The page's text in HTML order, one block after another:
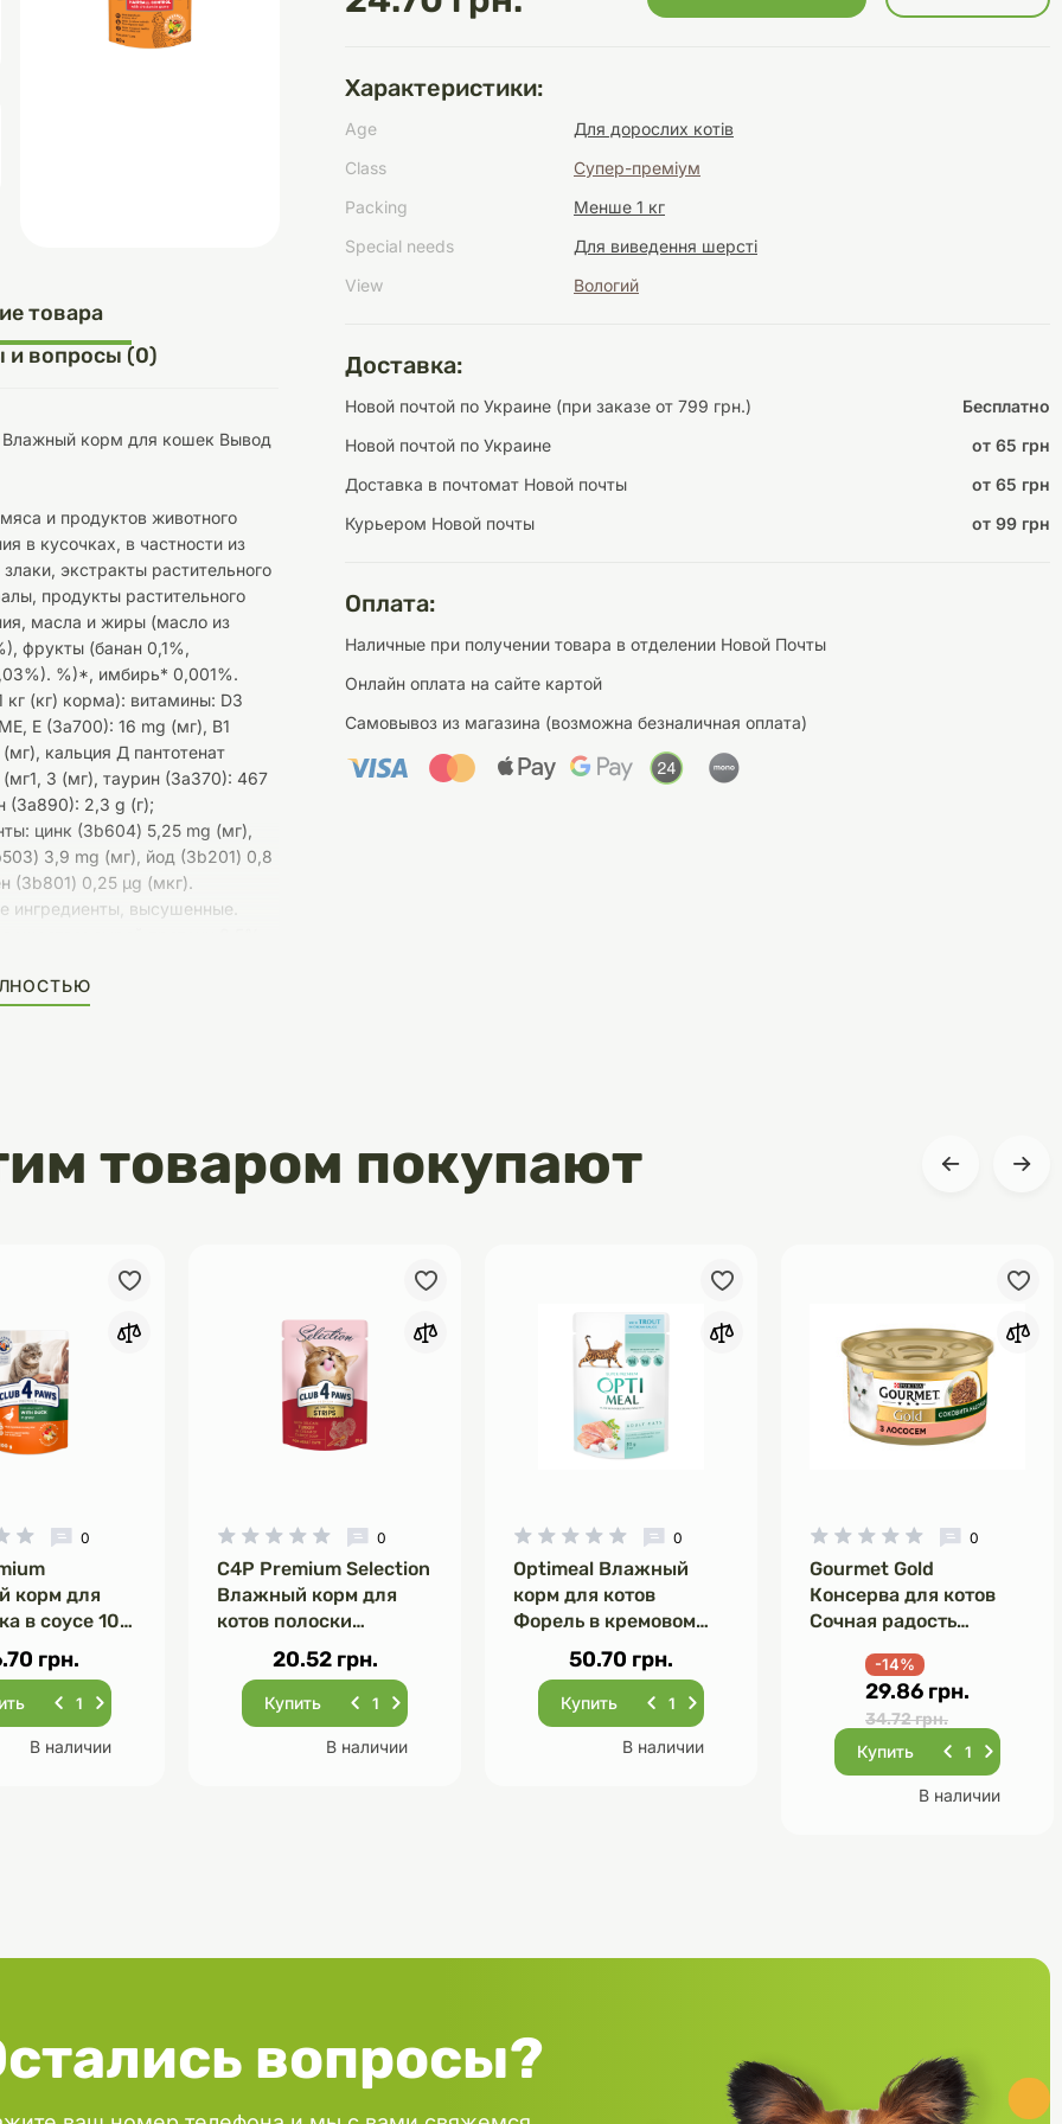
Домашній затишок
Інструменти для
та аскесуари
Засоби для догляду Домашній затишок
та переноски Наповнювачі
Аксесуари
Характеристики:
Age
Для дорослих котів
Class
Супер-преміум
Packing
Менше 1 кг
Special needs
Для виведення шерсті
View
Вологий
Доставка:
Новой почтой по Украине (при заказе от 799 грн.)
Бесплатно
Новой почтой по Украине
от 65 грн
Доставка в почтомат Новой почты
от 65 грн
Курьером Новой почты
от 99 грн
Оплата:
Наличные при получении товара в отделении Новой Почты
Онлайн оплата на сайте картой
Самовывоз из магазина (возможна безналичная оплата)
товара
и вопросы (0)
Влажный корм для кошек Вывод
и продуктов животного
в кусочках, в частности из
экстракты растительного
продукты растительного
масла и жиры (масло из
фрукты (банан 0,1%,
%)*, имбирь* 0,001%.
кг (кг) корма): витамины: D3
Е (3а700): 16 mg (мг), В1
кальция Д пантотенат
(мг1, 3 (мг), таурин (3а370): 467
(3а890): 2,3 g (г);
цинк (3b604) 5,25 mg (мг),
3,9 mg (мг), йод (3b201) 0,8
(3b801) 0,25 μg (мкг).
ингредиенты, высушенные.
влажность 80%, кальций
0,2%, омега-3 жирные
Хранить в сухотоваром покупают
0
корм для
в соусе 100
грн.
В наличии
0
C4P Premium Selection
Влажный корм для
котов полоски
Индейка крем-суп из
моркови 85 г
20.52 грн.
Купить
В наличии
0
Optimeal Влажный
корм для котов
Форель в кремовом
соусе 85 г50.70 грн.
Купить
В наличии
0
Gourmet Gold
Консерва для котов
Сочная радость
-14%
29.86 грн.
34.72 грн.
Купить
В наличии
вопросы?